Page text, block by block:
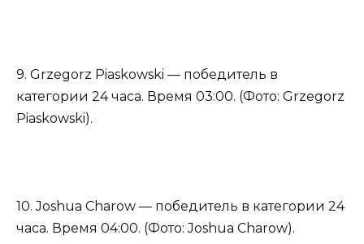
9. Grzegorz Piaskowski — победитель в
категории 24 часа. Время 03:00. (Фото: Grzegorz
Piaskowski).
10. Joshua Charow — победитель в категории 24
часа. Время 04:00. (Фото: Joshua Charow).